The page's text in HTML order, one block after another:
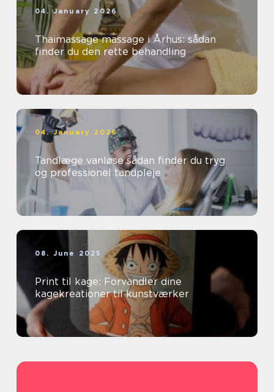
04. January 2026
Thaimassage massage i Århus: sådan
finder du den rette behandling
04. January 2026
Tandlæge vanløse sådan finder du tryg
og professionel tandpleje
08. June 2025
Print til kage: Forvandler dine
kagekreationer til kunstværker